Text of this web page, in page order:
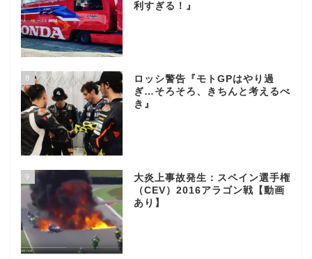
利すぎる！』
8
ロッシ警告『モトGPはやり過
ぎ…そろそろ、きちんと考えるべ
き』
9
大炎上事故発生：スペイン選手権
（CEV）2016アラゴン戦【動画
あり】